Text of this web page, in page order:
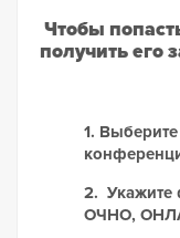
Чтобы
получить его
1.
2. Укажите
ОЧНО,